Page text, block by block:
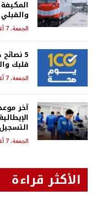
والقبلي
الجمعة، 7 أغسطس 2026 - 8:25 ص
5
قلبك
الجمعة، 7 أغسطس 2026 - 8:20 ص
آخر
التسجيل
الجمعة، 7 أغسطس 2026 - 8:19 ص
الأكثر قراءة